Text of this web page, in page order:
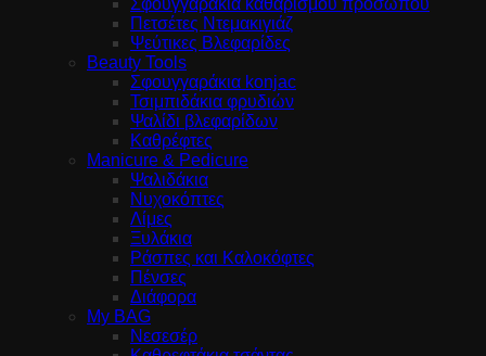
Σφουγγαράκια καθαρισμού προσώπου
Πετσέτες Ντεμακιγιάζ
Ψεύτικες Βλεφαρίδες
Beauty Tools
Σφουγγαράκια konjac
Τσιμπιδάκια φρυδιών
Ψαλίδι βλεφαρίδων
Καθρέφτες
Manicure & Pedicure
Ψαλιδάκια
Νυχοκόπτες
Λίμες
Ξυλάκια
Ράσπες και Καλοκόφτες
Πένσες
Διάφορα
My BAG
Νεσεσέρ